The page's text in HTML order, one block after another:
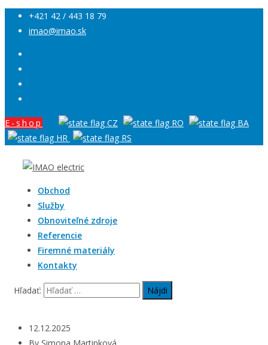
+421 42 / 443 18 79
imao@imao.sk
E-shop
Obchod
Služby
Obnoviteľné zdroje
Referencie
Firemné materiály
Kontakty
Hľadať:
12.12.2025